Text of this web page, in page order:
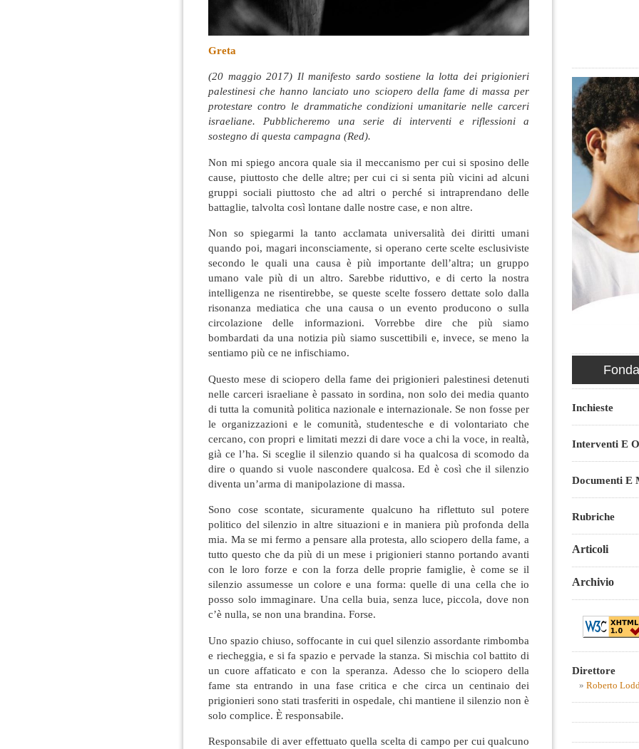
Greta
(20 maggio 2017) Il manifesto sardo sostiene la lotta dei prigionieri
palestinesi che hanno lanciato uno sciopero della fame di massa per
protestare contro le drammatiche condizioni umanitarie nelle carceri
israeliane. Pubblicheremo una serie di interventi e riflessioni a
sostegno di questa campagna (Red).
Non mi spiego ancora quale sia il meccanismo per cui si sposino delle
cause, piuttosto che delle altre; per cui ci si senta più vicini ad alcuni
gruppi sociali piuttosto che ad altri o perché si intraprendano delle
battaglie, talvolta così lontane dalle nostre case, e non altre.
Non so spiegarmi la tanto acclamata universalità dei diritti umani
quando poi, magari inconsciamente, si operano certe scelte esclusiviste
secondo le quali una causa è più importante dell’altra; un gruppo
umano vale più di un altro. Sarebbe riduttivo, e di certo la nostra
intelligenza ne risentirebbe, se queste scelte fossero dettate solo dalla
risonanza mediatica che una causa o un evento producono o sulla
circolazione delle informazioni. Vorrebbe dire che più siamo
bombardati da una notizia più siamo suscettibili e, invece, se meno la
sentiamo più ce ne infischiamo.
Questo mese di sciopero della fame dei prigionieri palestinesi detenuti
nelle carceri israeliane è passato in sordina, non solo dei media quanto
di tutta la comunità politica nazionale e internazionale. Se non fosse per
le organizzazioni e le comunità, studentesche e di volontariato che
cercano, con propri e limitati mezzi di dare voce a chi la voce, in realtà,
già ce l’ha. Si sceglie il silenzio quando si ha qualcosa di scomodo da
dire o quando si vuole nascondere qualcosa. Ed è così che il silenzio
diventa un’arma di manipolazione di massa.
Sono cose scontate, sicuramente qualcuno ha riflettuto sul potere
politico del silenzio in altre situazioni e in maniera più profonda della
mia. Ma se mi fermo a pensare alla protesta, allo sciopero della fame, a
tutto questo che da più di un mese i prigionieri stanno portando avanti
con le loro forze e con la forza delle proprie famiglie, è come se il
silenzio assumesse un colore e una forma: quelle di una cella che io
posso solo immaginare. Una cella buia, senza luce, piccola, dove non
c’è nulla, se non una brandina. Forse.
Uno spazio chiuso, soffocante in cui quel silenzio assordante rimbomba
e riecheggia, e si fa spazio e pervade la stanza. Si mischia col battito di
un cuore affaticato e con la speranza. Adesso che lo sciopero della
fame sta entrando in una fase critica e che circa un centinaio dei
prigionieri sono stati trasferiti in ospedale, chi mantiene il silenzio non è
solo complice. È responsabile.
Responsabile di aver effettuato quella scelta di campo per cui qualcuno
Inchieste
Interventi E
Documenti E
Rubriche
Articoli
Archivio
Direttore
Roberto